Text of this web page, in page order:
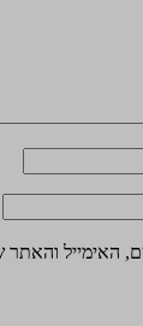
האימייל